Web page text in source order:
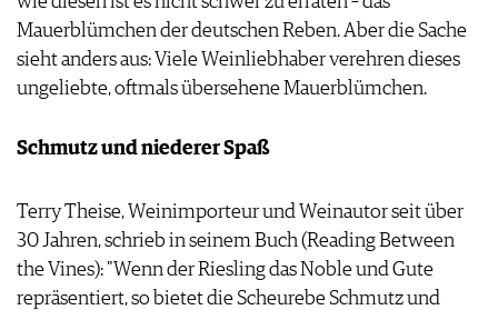
WINE TRADE CLUB
REDAKTION
JOBS
WERBUNG
IMPRESSUM
FAQ
Mauerblümchen der deutschen Reben. Aber die Sache
sieht anders aus: Viele Weinliebhaber verehren dieses
ungeliebte, oftmals übersehene Mauerblümchen.
Schmutz und niederer Spaß
Terry Theise, Weinimporteur und Weinautor seit über
30 Jahren, schrieb in seinem Buch (Reading Between
the Vines): "Wenn der Riesling das Noble und Gute
repräsentiert, so bietet die Scheurebe Schmutz und